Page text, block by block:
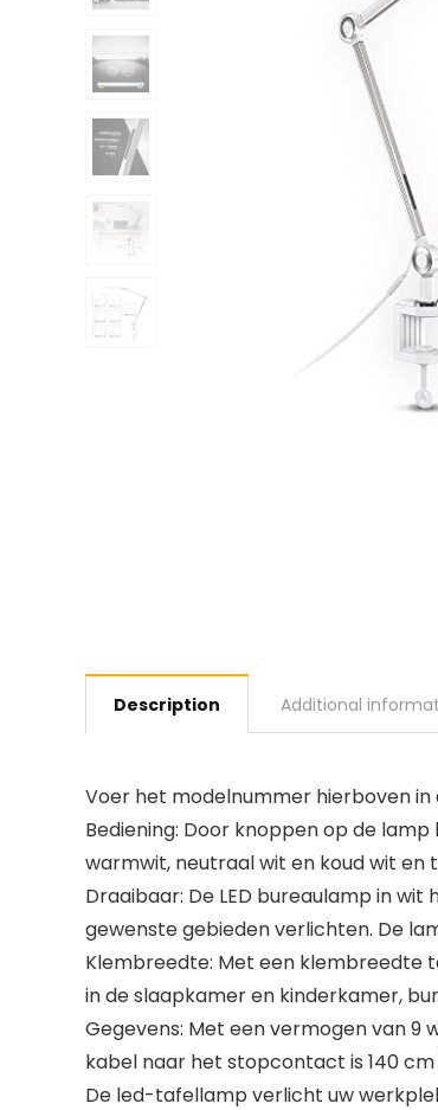
Description Additional
Voer het modelnummer hierboven
Bediening: Door knoppen op de
warmwit, neutraal wit en koud wit
Draaibaar: De LED bureaulamp in
gewenste gebieden verlichten. De
Klembreedte: Met een klembreedte
in de slaapkamer en kinderkamer,
Gegevens: Met een vermogen van
kabel naar het stopcontact is 140
De led-tafellamp verlicht uw